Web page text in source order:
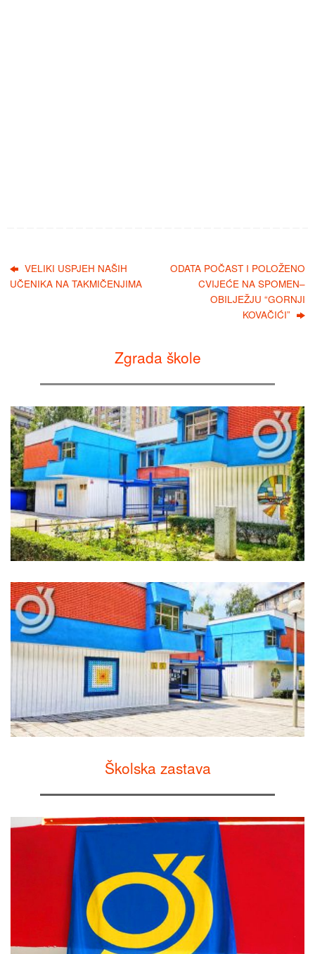
VELIKI USPJEH NAŠIH
UČENIKA NA TAKMIČENJIMA
ODATA POČAST I POLOŽENO
CVIJEĆE NA SPOMEN–
OBILJEŽJU “GORNJI
KOVAČIĆI”
Zgrada škole
Školska zastava